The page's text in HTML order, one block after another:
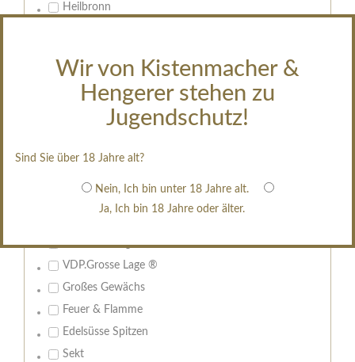
Wir von Kistenmacher &
Hengerer stehen zu
Jugendschutz!
Sind Sie über 18 Jahre alt?
Nein, Ich bin unter 18 Jahre alt.
Ja, Ich bin 18 Jahre oder älter.
Heilbronn
Flein
Flein Eselsberg
Löwenstein
Qualitätsstufe:
VDP.Erste Lage ®
VDP.Grosse Lage ®
Großes Gewächs
Feuer & Flamme
Edelsüsse Spitzen
Sekt